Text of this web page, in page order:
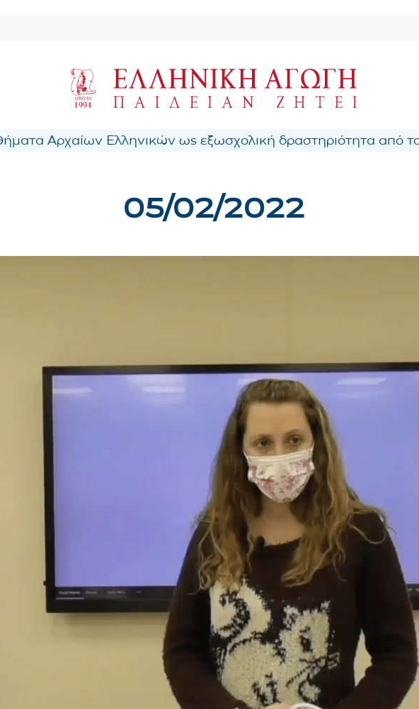
Αρχαίων Ελληνικών ως εξωσχολική δραστηριότητα από
05/02/2022